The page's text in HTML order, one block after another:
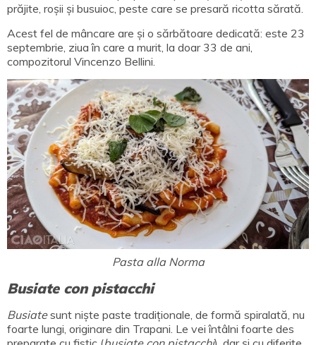
prăjite, roșii și busuioc, peste care se presară ricotta sărată.
Acest fel de mâncare are și o sărbătoare dedicată: este 23
septembrie, ziua în care a murit, la doar 33 de ani,
compozitorul Vincenzo Bellini.
Pasta alla Norma
Busiate con pistacchi
Busiatesunt niște paste tradiționale, de formă spiralată, nu
foarte lungi, originare din Trapani. Le vei întâlni foarte des